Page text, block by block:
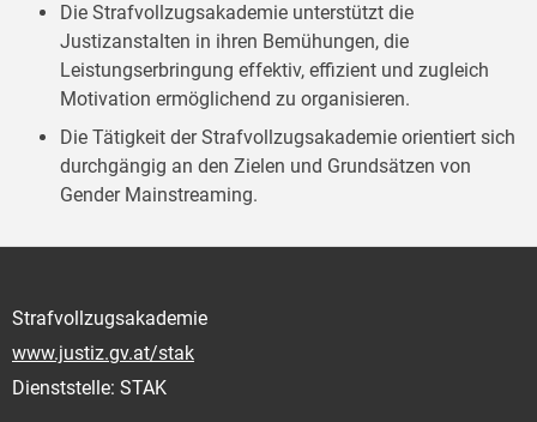
Die Strafvollzugsakademie unterstützt die
Justizanstalten in ihren Bemühungen, die
Leistungserbringung effektiv, effizient und zugleich
Motivation ermöglichend zu organisieren.
Die Tätigkeit der Strafvollzugsakademie orientiert sich
durchgängig an den Zielen und Grundsätzen von
Gender Mainstreaming.
Strafvollzugsakademie
www.justiz.gv.at/stak
Dienststelle: STAK